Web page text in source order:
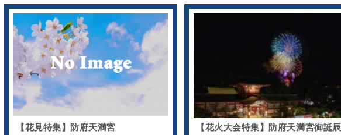
【花見特集】防府天満宮
【花火大会特集】防府天満宮御誕辰